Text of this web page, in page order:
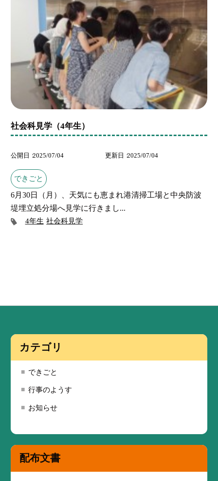
社会科見学（4年生）
公開日 2025/07/04 更新日 2025/07/04
できごと
6月30日（月）、天気にも恵まれ港清掃工場と中央防波
堤埋立処分場へ見学に行きまし...
4年生 社会科見学
カテゴリ
できごと
行事のようす
お知らせ
配布文書